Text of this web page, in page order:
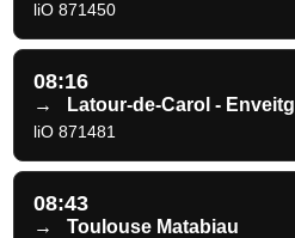
liO 871450
08:16
→ Latour-de-Carol - Enveitg
liO 871481
08:43
→ Toulouse Matabiau